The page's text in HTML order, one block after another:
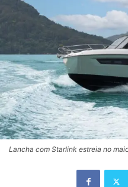
Lancha com Starlink estreia no